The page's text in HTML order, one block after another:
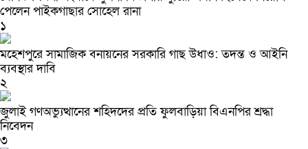
পেলেন পাইকগাছার সোহেল রানা
১
মহেশপুরে সামাজিক বনায়নের সরকারি গাছ উধাও: তদন্ত ও আইনি
ব্যবস্থার দাবি
২
জুলাই গণঅভ্যুত্থানের শহিদদের প্রতি ফুলবাড়িয়া বিএনপির শ্রদ্ধা
নিবেদন
৩